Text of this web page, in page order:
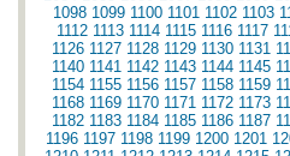
1098 1099 1100 1101 1102 1103
1112 1113 1114 1115 1116 1117
1126 1127 1128 1129 1130 1131
1140 1141 1142 1143 1144 1145
1154 1155 1156 1157 1158 1159
1168 1169 1170 1171 1172 1173
1182 1183 1184 1185 1186 1187
1196 1197 1198 1199 1200 1201